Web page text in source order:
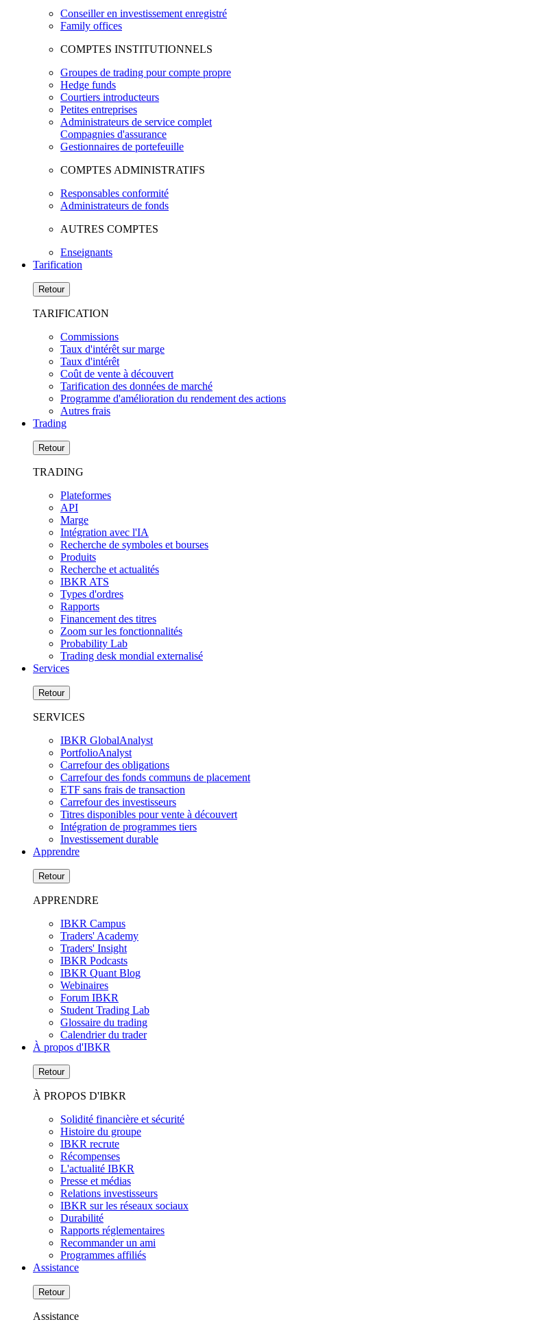
Conseiller en investissement enregistré
Family offices
COMPTES INSTITUTIONNELS
Groupes de trading pour compte propre
Hedge funds
Courtiers introducteurs
Petites entreprises
Administrateurs de service complet
Compagnies d'assurance
Gestionnaires de portefeuille
COMPTES ADMINISTRATIFS
Responsables conformité
Administrateurs de fonds
AUTRES COMPTES
Enseignants
Tarification
Retour
TARIFICATION
Commissions
Taux d'intérêt sur marge
Taux d'intérêt
Coût de vente à découvert
Tarification des données de marché
Programme d'amélioration du rendement des actions
Autres frais
Trading
Retour
TRADING
Plateformes
API
Marge
Intégration avec l'IA
Recherche de symboles et bourses
Produits
Recherche et actualités
IBKR ATS
Types d'ordres
Rapports
Financement des titres
Zoom sur les fonctionnalités
Probability Lab
Trading desk mondial externalisé
Services
Retour
SERVICES
IBKR GlobalAnalyst
PortfolioAnalyst
Carrefour des obligations
Carrefour des fonds communs de placement
ETF sans frais de transaction
Carrefour des investisseurs
Titres disponibles pour vente à découvert
Intégration de programmes tiers
Investissement durable
Apprendre
Retour
APPRENDRE
IBKR Campus
Traders' Academy
Traders' Insight
IBKR Podcasts
IBKR Quant Blog
Webinaires
Forum IBKR
Student Trading Lab
Glossaire du trading
Calendrier du trader
À propos d'IBKR
Retour
À PROPOS D'IBKR
Solidité financière et sécurité
Histoire du groupe
IBKR recrute
Récompenses
L'actualité IBKR
Presse et médias
Relations investisseurs
IBKR sur les réseaux sociaux
Durabilité
Rapports réglementaires
Recommander un ami
Programmes affiliés
Assistance
Retour
Assistance